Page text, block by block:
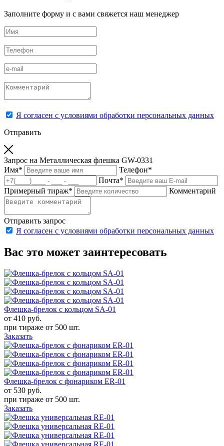
Заполните форму и с вами свяжется наш менеджер
Я согласен с условиями обработки персональных данных
Отправить
Запрос на Металлическая флешка GW-0331
Имя* Телефон*
Почта*
Примерный тираж* Комментарий
Отправить запрос
Я согласен с условиями обработки персональных данных
Вас это может заинтересовать
Флешка-брелок с кольцом SA-01
от 410 руб.
при тираже от 500 шт.
Заказать
Флешка-брелок с фонариком ER-01
от 530 руб.
при тираже от 500 шт.
Заказать